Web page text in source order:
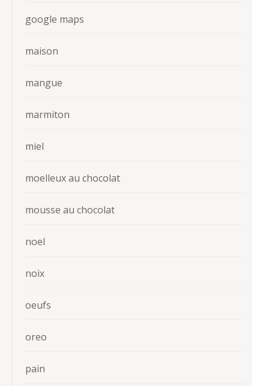
google maps
maison
mangue
marmiton
miel
moelleux au chocolat
mousse au chocolat
noel
noix
oeufs
oreo
pain